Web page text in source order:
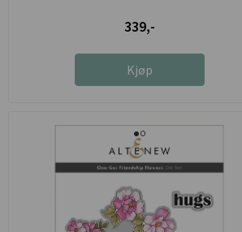
339,-
Kjøp